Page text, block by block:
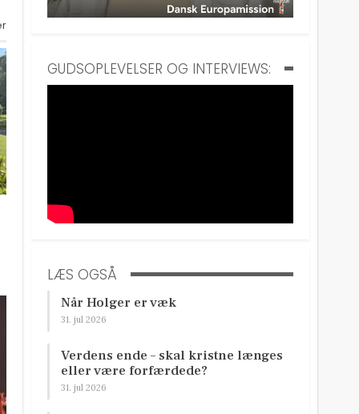
GUDSOPLEVELSER OG INTERVIEWS:
LÆS OGSÅ
Når Holger er væk
31. jul 2026
Verdens ende – skal kristne længes
eller være forfærdede?
31. jul 2026